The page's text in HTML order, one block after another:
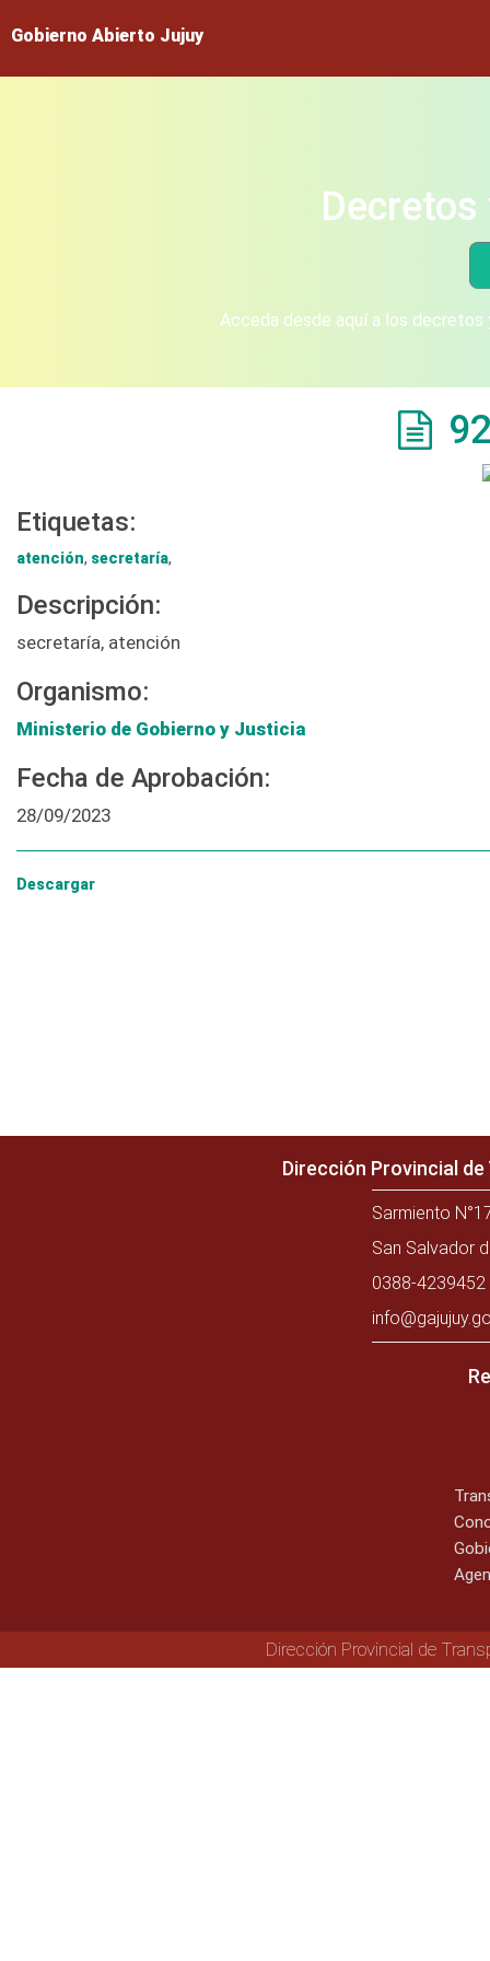
Gobierno Abierto Jujuy
Acceda desde aquí a los
Etiquetas:
atención, secretaría,
Descripción:
secretaría, atención
Organismo:
Ministerio de Gobierno y Justicia
Fecha de Aprobación:
28/09/2023
Descargar
Dirección Provincial
Sarmiento
San Salvador
0388-
Dirección Provincial de